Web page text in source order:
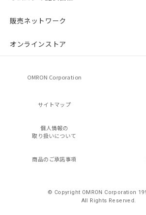
販売ネットワーク
オンラインストア
OMRON Corporation
サイトマップ
個人情報の
取り扱いについて
商品のご承諾事項
© Copyright OMRON Corporation
All Rights Reserved.